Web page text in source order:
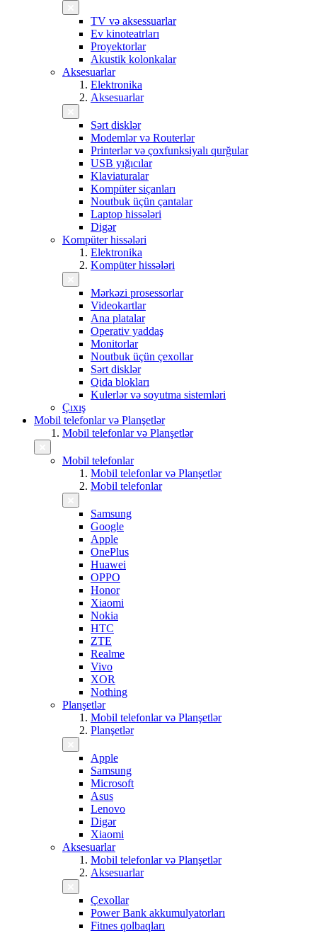
TV və aksessuarlar
Ev kinoteatrları
Proyektorlar
Akustik kolonkalar
Aksesuarlar
Elektronika
Aksesuarlar
Sərt disklər
Modemlər və Routerlər
Printerlər və çoxfunksiyalı qurğular
USB yığıcılar
Klaviaturalar
Kompüter siçanları
Noutbuk üçün çantalar
Laptop hissələri
Digər
Kompüter hissələri
Elektronika
Kompüter hissələri
Mərkəzi prosessorlar
Videokartlar
Ana platalar
Operativ yaddaş
Monitorlar
Noutbuk üçün çexollar
Sərt disklər
Qida blokları
Kulerlər və soyutma sistemləri
Çıxış
Mobil telefonlar və Planşetlər
Mobil telefonlar və Planşetlər
Mobil telefonlar
Mobil telefonlar və Planşetlər
Mobil telefonlar
Samsung
Google
Apple
OnePlus
Huawei
OPPO
Honor
Xiaomi
Nokia
HTC
ZTE
Realme
Vivo
XOR
Nothing
Planşetlər
Mobil telefonlar və Planşetlər
Planşetlər
Apple
Samsung
Microsoft
Asus
Lenovo
Digər
Xiaomi
Aksesuarlar
Mobil telefonlar və Planşetlər
Aksesuarlar
Çexollar
Power Bank akkumulyatorları
Fitnes qolbaqları